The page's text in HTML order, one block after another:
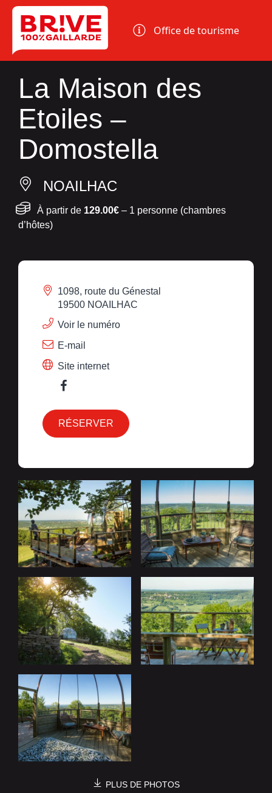
Panneau de gestion des cookies
Office de tourisme
La Maison des
Etoiles –
Domostella
NOAILHAC
À partir de 129.00€ – 1 personne (chambres
d’hôtes)
1098, route du Génestal
19500 NOAILHAC
Voir le numéro
E-mail
Site internet
RÉSERVER
PLUS DE PHOTOS